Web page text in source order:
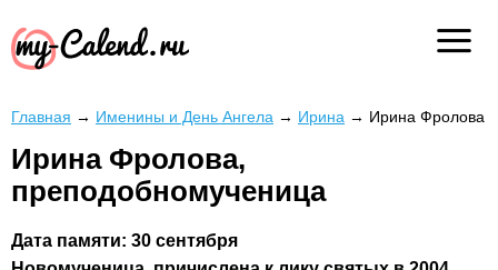
Главная → Именины и День Ангела → Ирина → Ирина Фролова
Ирина Фролова,
преподобномученица
Дата памяти: 30 сентября